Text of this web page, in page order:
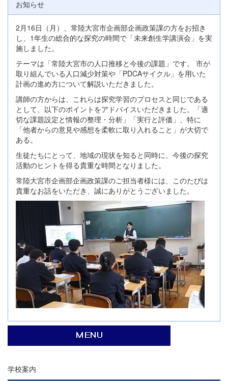
お知らせ
2月16日（月）、常陸大宮市企画部企画政策課の方をお招き
し、1年生の総合的な探究の時間で「未来創生学講演会」を実
施しました。
テーマは「常陸大宮市の人口推移と今後の課題」です。 市が
取り組んでいる人口減少対策や「PDCAサイクル」を用いた
計画の進め方について解説いただきました。
講師の方からは、これらは探究学習のプロセスと同じである
として、以下のポイントをアドバイスいただきました。「適
切な課題設定と情報の整理・分析」「実行と評価」、特に
「他者からの意見や感想を柔軟に取り入れること」が大切で
ある。
生徒たちにとって、地域の現状を知ると同時に、今後の探究
活動のヒントを得る貴重な時間となりました。
常陸大宮市企画部企画政策課のご担当者様には、このたびは
貴重なお話をいただき、誠にありがとうございました。
学校案内